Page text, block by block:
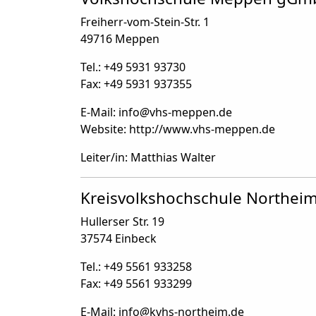
Freiherr-vom-Stein-Str. 1
49716 Meppen
Tel.: +49 5931 93730
Fax: +49 5931 937355
E-Mail: info@vhs-meppen.de
Website: http://www.vhs-meppen.de
Leiter/in: Matthias Walter
Kreisvolkshochschule
Hullerser Str. 19
37574 Einbeck
Tel.: +49 5561 933258
Fax: +49 5561 933299
E-Mail: info@kvhs-northeim.de